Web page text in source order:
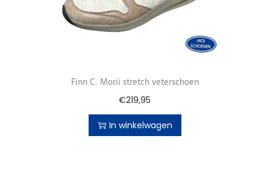
Finn C. Morii stretch veterschoen
€219,95
In winkelwagen